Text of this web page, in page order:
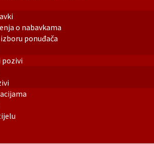
o nabavkama
ponuđača
pozivi